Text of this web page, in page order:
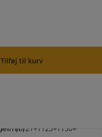
Tilføj til kurv